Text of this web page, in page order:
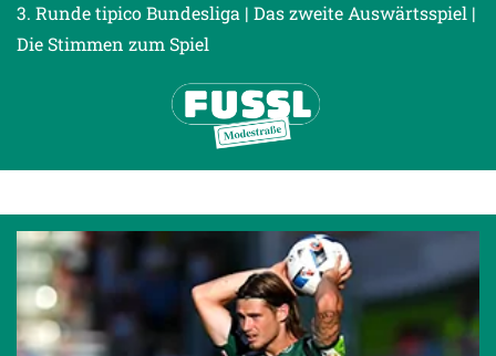
3. Runde tipico Bundesliga | Das zweite Auswärtsspiel |
Die Stimmen zum Spiel